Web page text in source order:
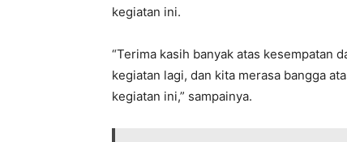
kegiatan ini.
“Terima kasih banyak atas kesempatan
kegiatan lagi, dan kita merasa bangga
kegiatan ini,” sampainya.